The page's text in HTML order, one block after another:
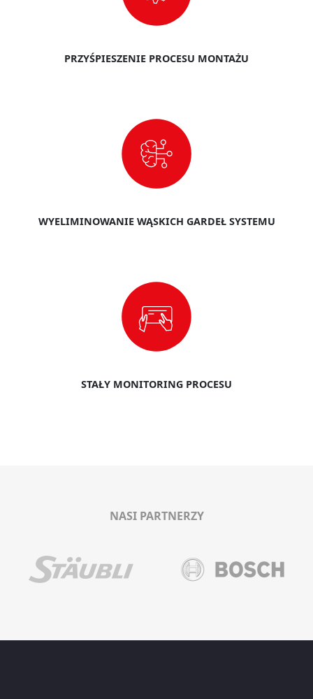
PRZYŚPIESZENIE PROCESU MONTAŻU
WYELIMINOWANIE WĄSKICH GARDEŁ SYSTEMU
STAŁY MONITORING PROCESU
NASI PARTNERZY